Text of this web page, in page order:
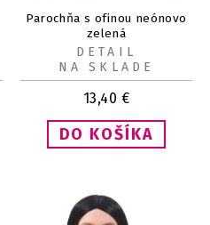
Parochňa s ofinou neónovo
zelená
13,40 €
DETAIL
NA SKLADE